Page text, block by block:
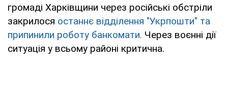
громаді Харківщини через російські обстріли
закрилося останнє відділення "Укрпошти" та
припинили роботу банкомати. Через воєнні дії
ситуація у всьому районі критична.